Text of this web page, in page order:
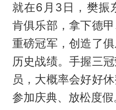
就在6月3日，樊振
肯俱乐部，拿下德
重磅冠军，创造了
历史战绩。手握三
员，大概率会好好
参加庆典、放松度假